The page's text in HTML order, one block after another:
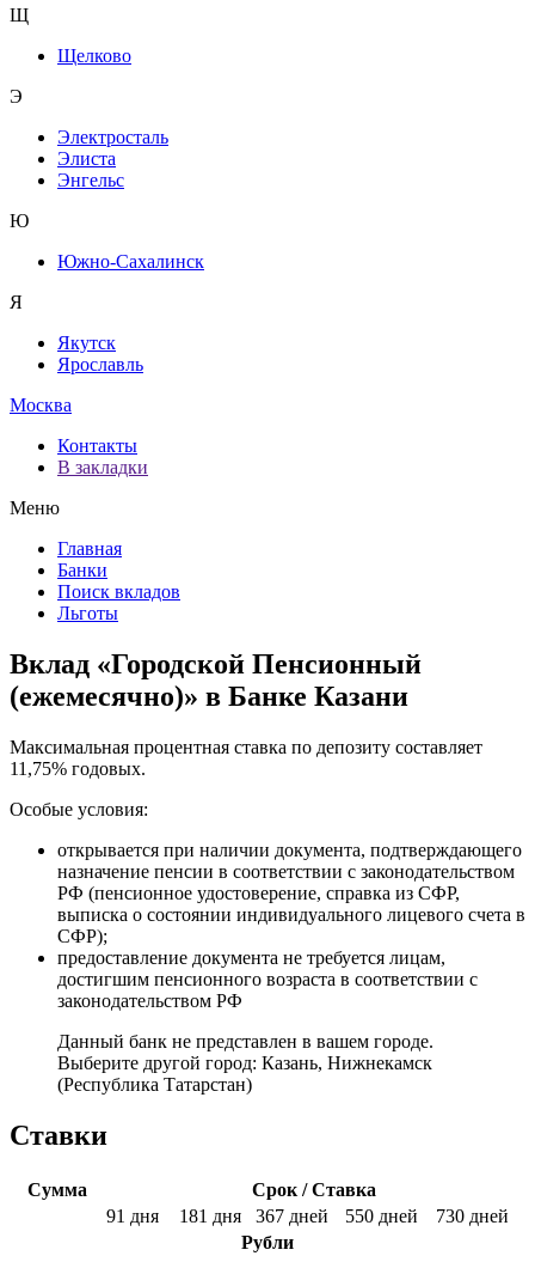
Щ
Щелково
Э
Электросталь
Элиста
Энгельс
Ю
Южно-Сахалинск
Я
Якутск
Ярославль
Москва
Контакты
В закладки
Меню
Главная
Банки
Поиск вкладов
Льготы
Вклад «Городской Пенсионный
(ежемесячно)» в Банке Казани
Максимальная процентная ставка по депозиту составляет
11,75% годовых.
Особые условия:
открывается при наличии документа, подтверждающего
назначение пенсии в соответствии с законодательством
РФ (пенсионное удостоверение, справка из СФР,
выписка о состоянии индивидуального лицевого счета в
СФР);
предоставление документа не требуется лицам,
достигшим пенсионного возраста в соответствии с
законодательством РФ
Данный банк не представлен в вашем городе.
Выберите другой город: Казань, Нижнекамск
(Республика Татарстан)
Ставки
Сумма
Срок / Ставка
91 дня
181 дня 367 дней 550 дней
730 дней
Рубли